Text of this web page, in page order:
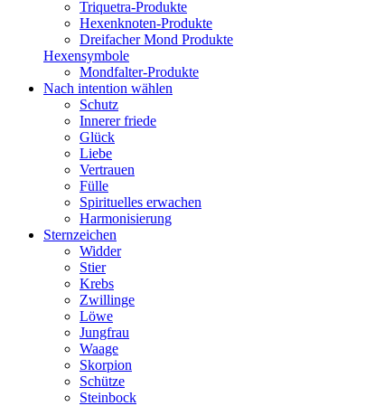
Triquetra-Produkte
Hexenknoten-Produkte
Dreifacher Mond Produkte
Hexensymbole
Mondfalter-Produkte
Nach intention wählen
Schutz
Innerer friede
Glück
Liebe
Vertrauen
Fülle
Spirituelles erwachen
Harmonisierung
Sternzeichen
Widder
Stier
Krebs
Zwillinge
Löwe
Jungfrau
Waage
Skorpion
Schütze
Steinbock